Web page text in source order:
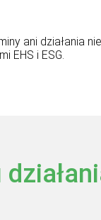
ani działania
EHS i ESG.